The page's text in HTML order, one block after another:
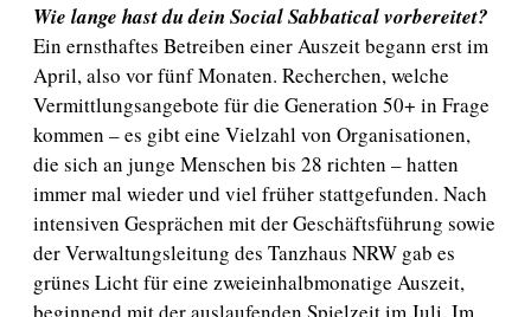
Wie lange hast du dein Social Sabbatical vorbereitet?
Ein ernsthaftes Betreiben einer Auszeit begann erst im
April, also vor fünf Monaten. Recherchen, welche
Vermittlungsangebote für die Generation 50+ in Frage
kommen – es gibt eine Vielzahl von Organisationen,
die sich an junge Menschen bis 28 richten – hatten
immer mal wieder und viel früher stattgefunden. Nach
intensiven Gesprächen mit der Geschäftsführung sowie
der Verwaltungsleitung des Tanzhaus NRW gab es
grünes Licht für eine zweieinhalbmonatige Auszeit,
beginnend mit der auslaufenden Spielzeit im Juli. Im